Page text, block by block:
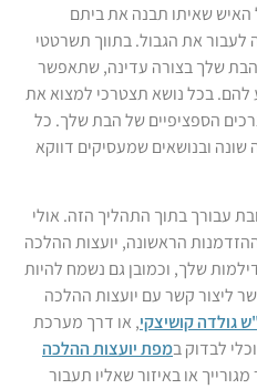
שאיתו תבנה את ביתם
לעבור את הגבול. בתווך תשרטטי
שלך בצורה עדינה, שתאפשר
להם. בכל נושא תצטרכי למצוא את
הספציפיים של הבת שלך. כל
ובנושאים שמעסיקים דווקא
עבורך בתוך התהליך הזה. אולי
הראשונה, יועצות ההלכה
שלך, וכמובן גם נשמח להיות
ליצור קשר עם יועצות ההלכה
גולדה קושיצקי, או דרך מערכת
לבדוק במפת יועצות ההלכה
או באיזור שאליו תעבור